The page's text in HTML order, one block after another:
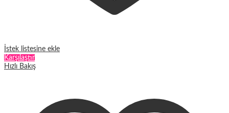
İstek listesine ekle
Karşılaştır
Hızlı Bakış